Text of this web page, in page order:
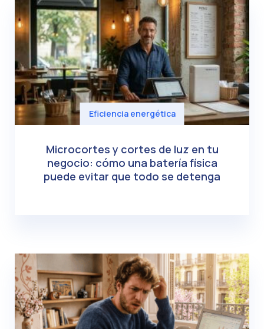
Eficiencia energética
Microcortes y cortes de luz en tu
negocio: cómo una batería física
puede evitar que todo se detenga